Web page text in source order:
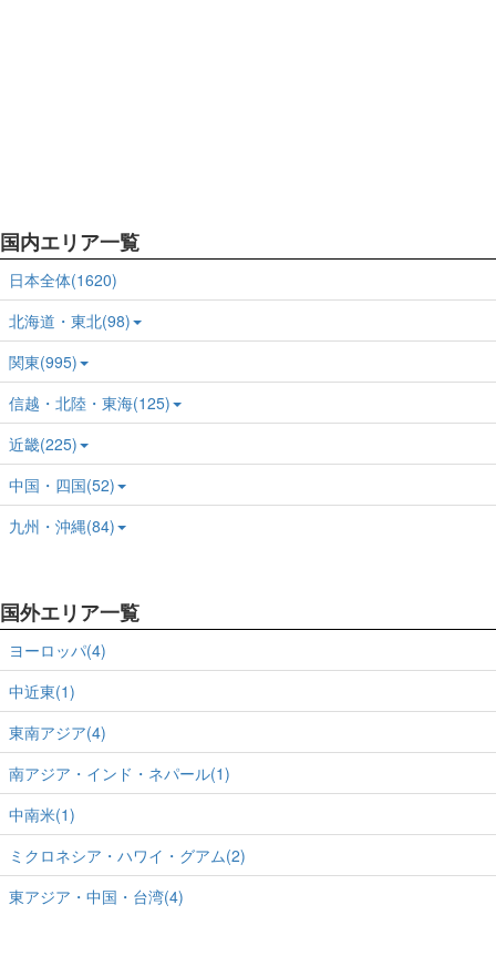
国内エリア一覧
日本全体(1620)
北海道・東北(98)
関東(995)
信越・北陸・東海(125)
近畿(225)
中国・四国(52)
九州・沖縄(84)
国外エリア一覧
ヨーロッパ(4)
中近東(1)
東南アジア(4)
南アジア・インド・ネパール(1)
中南米(1)
ミクロネシア・ハワイ・グアム(2)
東アジア・中国・台湾(4)